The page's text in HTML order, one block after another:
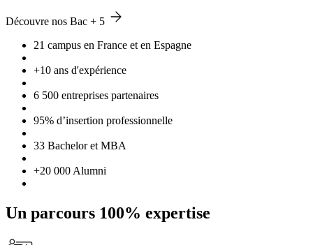
Découvre nos Bac + 5
21 campus en France et en Espagne
+10 ans d'expérience
6 500 entreprises partenaires
95% d’insertion professionnelle
33 Bachelor et MBA
+20 000 Alumni
Un parcours 100% expertise